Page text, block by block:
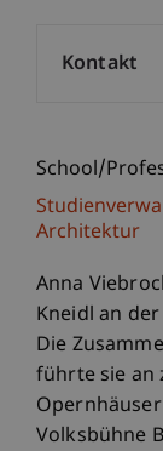
School/
Architektur
Anna
Kneidl an
Die
führte sie an
Volksbühne
Kontakt